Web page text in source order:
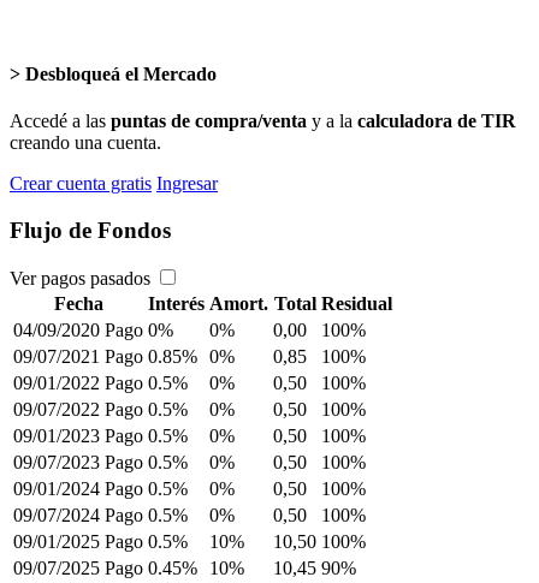
> Desbloqueá el Mercado
Accedé a las puntas de compra/venta y a la calculadora de TIR
creando una cuenta.
Crear cuenta gratis Ingresar
Flujo de Fondos
Ver pagos pasados
Fecha
Interés Amort. Total Residual
04/09/2020 Pago 0% 0% 0,00
100%
09/07/2021 Pago 0.85% 0% 0,85
100%
09/01/2022 Pago 0.5% 0% 0,50
100%
09/07/2022 Pago 0.5% 0% 0,50
100%
09/01/2023 Pago 0.5% 0% 0,50
100%
09/07/2023 Pago 0.5% 0% 0,50
100%
09/01/2024 Pago 0.5% 0% 0,50
100%
09/07/2024 Pago 0.5% 0% 0,50
100%
09/01/2025 Pago 0.5% 10% 10,50 100%
09/07/2025 Pago 0.45% 10% 10,45 90%